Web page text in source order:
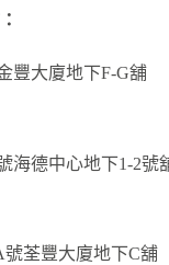
豐大廈地下F-G舖
海德中心地下1-2號
號荃豐大廈地下C舖